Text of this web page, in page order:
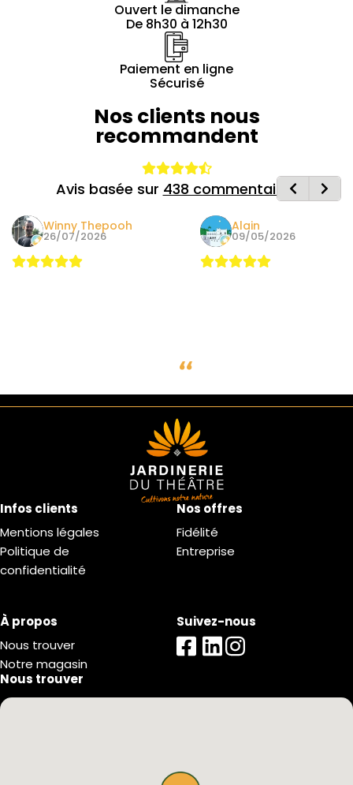
Ouvert le dimanche
De 8h30 à 12h30
Paiement en ligne
Sécurisé
Nos clients nous
recommandent
Avis basée sur 438 commentaires
Winny Thepooh
26/07/2026
Alain
09/05/2026
Infos clients
Mentions légales
Politique de
confidentialité
Nos offres
Fidélité
Entreprise
À propos
Nous trouver
Notre magasin
Suivez-nous
Nous trouver